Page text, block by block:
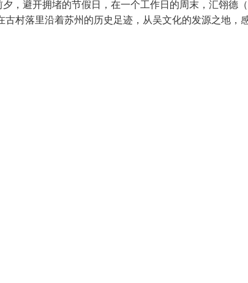
避开拥堵的节假日，在一个工作日的周末，汇翎德
村落里沿着苏州的历史足迹，从吴文化的发源之地，